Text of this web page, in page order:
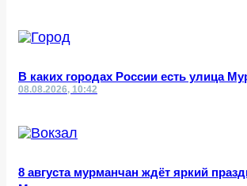
В каких городах России есть улица
08.08.2026, 10:42
8 августа мурманчан ждёт яркий